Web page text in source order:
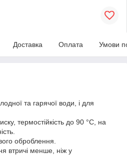
Доставка Оплата Умови
та гарячої води, і для
термостійкість до 90 °C, на
оброблення.
втричі менше, ніж у